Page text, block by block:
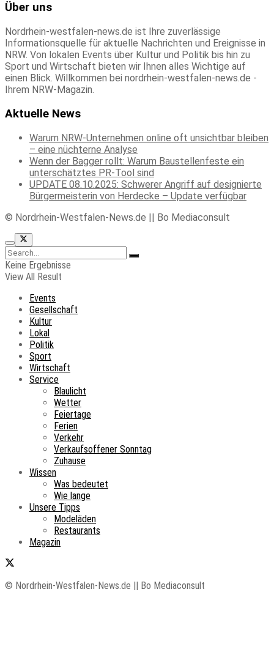
Über uns
Nordrhein-westfalen-news.de ist Ihre zuverlässige
Informationsquelle für aktuelle Nachrichten und Ereignisse in
NRW. Von lokalen Events über Kultur und Politik bis hin zu
Sport und Wirtschaft bieten wir Ihnen alles Wichtige auf
einen Blick. Willkommen bei nordrhein-westfalen-news.de -
Ihrem NRW-Magazin.
Aktuelle News
Warum NRW-Unternehmen online oft unsichtbar bleiben
– eine nüchterne Analyse
Wenn der Bagger rollt: Warum Baustellenfeste ein
unterschätztes PR-Tool sind
UPDATE 08.10.2025: Schwerer Angriff auf designierte
Bürgermeisterin von Herdecke – Update verfügbar
© Nordrhein-Westfalen-News.de || Bo Mediaconsult
Keine Ergebnisse
View All Result
Events
Gesellschaft
Kultur
Lokal
Politik
Sport
Wirtschaft
Service
Blaulicht
Wetter
Feiertage
Ferien
Verkehr
Verkaufsoffener Sonntag
Zuhause
Wissen
Was bedeutet
Wie lange
Unsere Tipps
Modeläden
Restaurants
Magazin
© Nordrhein-Westfalen-News.de || Bo Mediaconsult